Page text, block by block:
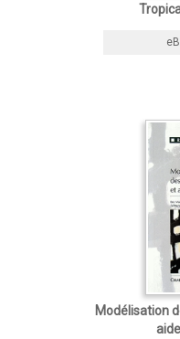
Modélisation